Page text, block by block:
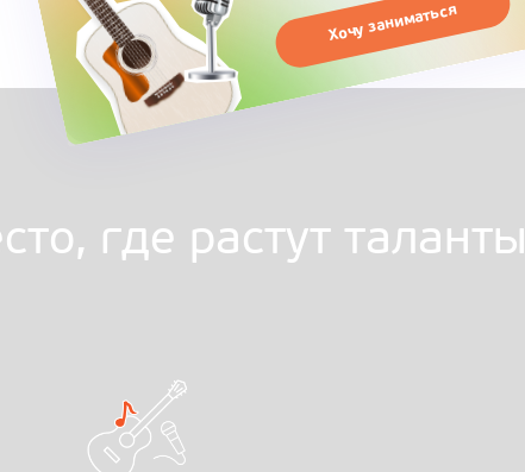
Хочу заниматься
где растут таланты